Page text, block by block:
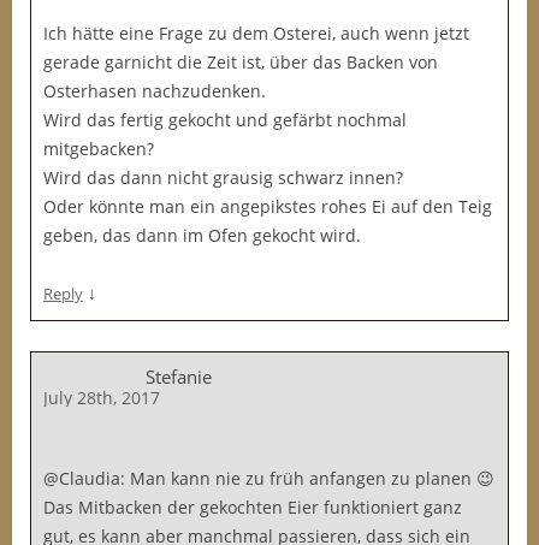
Ich hätte eine Frage zu dem Osterei, auch wenn jetzt
gerade garnicht die Zeit ist, über das Backen von
Osterhasen nachzudenken.
Wird das fertig gekocht und gefärbt nochmal
mitgebacken?
Wird das dann nicht grausig schwarz innen?
Oder könnte man ein angepikstes rohes Ei auf den Teig
geben, das dann im Ofen gekocht wird.
Reply ↓
Stefanie
July 28th, 2017
@Claudia: Man kann nie zu früh anfangen zu planen 😉
Das Mitbacken der gekochten Eier funktioniert ganz
gut, es kann aber manchmal passieren, dass sich ein